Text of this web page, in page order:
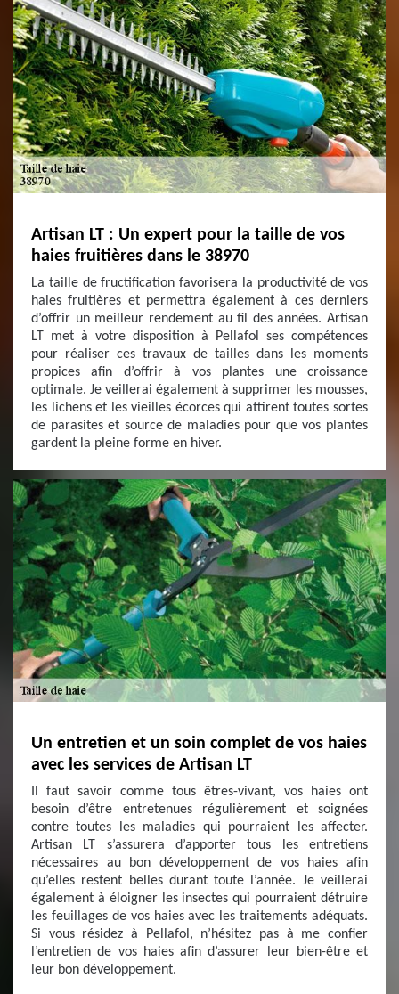
Artisan LT : Un expert pour la taille de vos
haies fruitières dans le 38970
La taille de fructification favorisera la productivité de vos
haies fruitières et permettra également à ces derniers
d’offrir un meilleur rendement au fil des années. Artisan
LT met à votre disposition à Pellafol ses compétences
pour réaliser ces travaux de tailles dans les moments
propices afin d’offrir à vos plantes une croissance
optimale. Je veillerai également à supprimer les mousses,
les lichens et les vieilles écorces qui attirent toutes sortes
de parasites et source de maladies pour que vos plantes
gardent la pleine forme en hiver.
Un entretien et un soin complet de vos haies
avec les services de Artisan LT
Il faut savoir comme tous êtres-vivant, vos haies ont
besoin d’être entretenues régulièrement et soignées
contre toutes les maladies qui pourraient les affecter.
Artisan LT s’assurera d’apporter tous les entretiens
nécessaires au bon développement de vos haies afin
qu’elles restent belles durant toute l’année. Je veillerai
également à éloigner les insectes qui pourraient détruire
les feuillages de vos haies avec les traitements adéquats.
Si vous résidez à Pellafol, n’hésitez pas à me confier
l’entretien de vos haies afin d’assurer leur bien-être et
leur bon développement.